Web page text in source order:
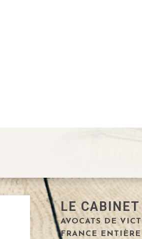
LE
AVOCATS DE
FRANCE